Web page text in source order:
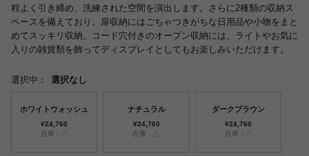
程よく引き締め、洗練された空間を演出します。さらに2種類の収納ス
ペースを備えており、扉収納にはごちゃつきがちな日用品や小物をまと
めてスッキリ収納。コード穴付きのオープン収納には、ライトやお気に
入りの雑貨類を飾ってディスプレイとしてもお楽しみいただけます。
選択中： 選択なし
ホワイトウォッシュ
¥24,760
在庫：△
ナチュラル
¥24,760
在庫：△
ダークブラウン
¥24,760
在庫：△